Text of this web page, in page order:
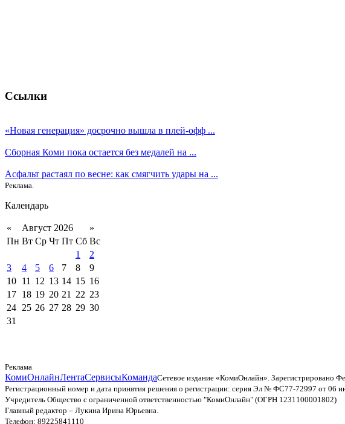
Ссылки
«Новая генерация» досрочно вышла в плей-офф ...
Сборная Коми пока остается без медалей на ...
Асфальт растаял по весне: как смягчить удары на ...
Реклама.
Календарь
« Август 2026
»
Пн Вт Ср Чт Пт Сб Вс
1
2
3
4 5 6 7 8
9
10 11 12 13 14 15 16
17 18 19 20 21 22 23
24 25 26 27 28 29 30
31
Реклама
КомиОнлайнЛентаСервисыКомандаСетевое издание «КомиОнлайн». Зарегистрировано
Регистрационный номер и дата принятия решения о регистрации: серия Эл № ФС77-72997 от 06
Учредитель Общество с ограниченной ответственностью "КомиОнлайн" (ОГРН 1231100001802)
Главный редактор – Лукина Ирина Юрьевна.
Телефон: 89225841110